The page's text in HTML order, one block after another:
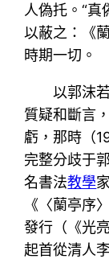
人偽托。“真
以蔽之：《
時期一切。
以郭沫
質疑和斷言
虧，那時（
完整分歧于
名書法教學
《〈蘭亭序
發行（《光
起首從清人